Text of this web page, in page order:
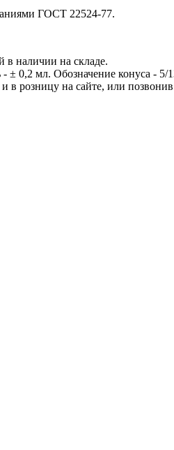
ГОСТ 22524-77.
наличии на складе.
0,2 мл. Обозначение конуса - 5/
розницу на сайте, или позвонив